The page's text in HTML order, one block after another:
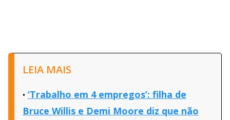
LEIA MAIS
‘Trabalho em 4 empregos’: filha de
Bruce Willis e Demi Moore diz que não